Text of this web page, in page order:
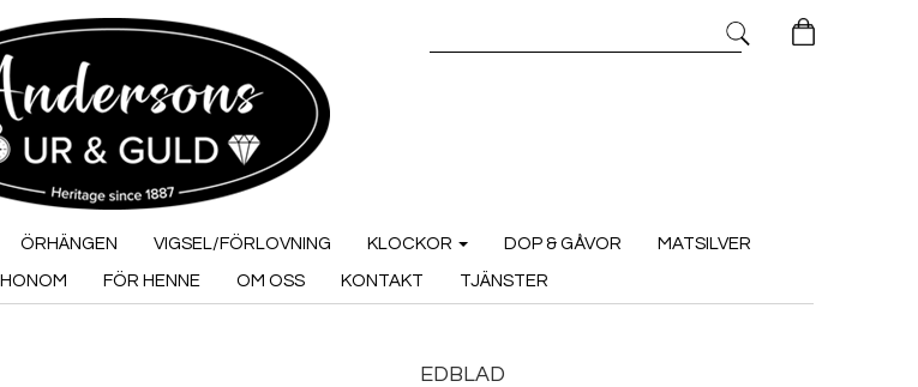
ÖRHÄNGEN VIGSEL/FÖRLOVNING KLOCKOR DOP & GÅVOR MATSILVER
FÖR HENNE OM OSS KONTAKT TJÄNSTER
EDBLAD